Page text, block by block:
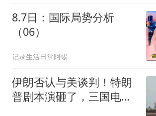
8.7日：国际局势分析
（06）
记录生活日常阿蜴
伊朗否认与美谈判！特朗
普剧本演砸了，三国电话